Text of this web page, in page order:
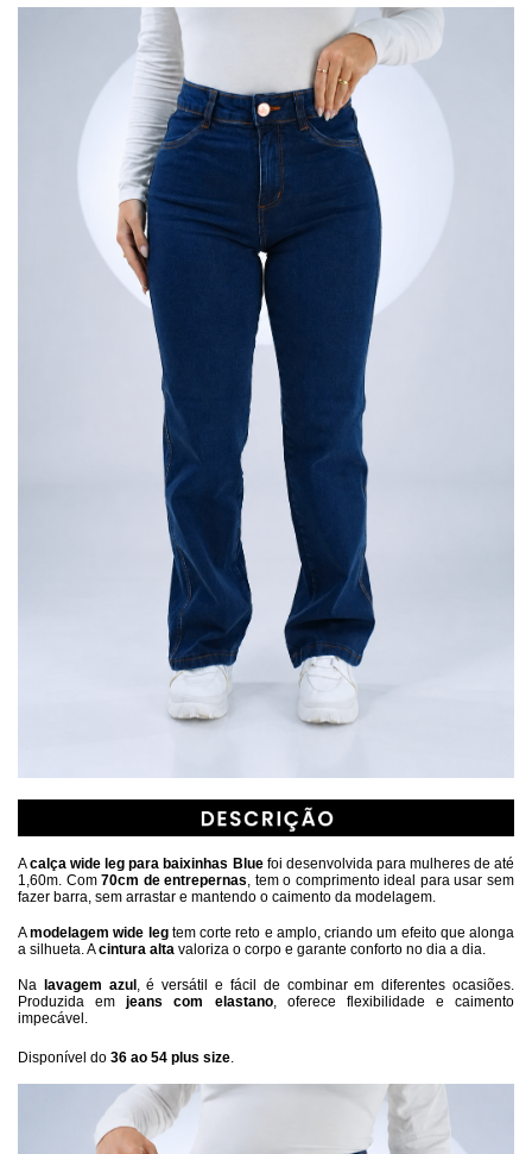
A calça wide leg para baixinhas Blue foi desenvolvida para mulheres de até
1,60m. Com 70cm de entrepernas , tem o comprimento ideal para usar sem
fazer barra, sem arrastar e mantendo o caimento da modelagem.
A modelagem wide leg tem corte reto e amplo, criando um efeito que alonga
a silhueta. A cintura alta valoriza o corpo e garante conforto no dia a dia.
Na lavagem azul, é versátil e fácil de combinar em diferentes ocasiões.
Produzida em jeans com elastano, oferece flexibilidade e caimento
impecável.
Disponível do 36 ao 54 plus size